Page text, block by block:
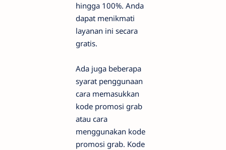
hingga 100%. Anda
dapat menikmati
layanan ini secara
gratis.
Ada juga beberapa
syarat penggunaan
cara memasukkan
kode promosi grab
atau cara
menggunakan kode
promosi grab. Kode